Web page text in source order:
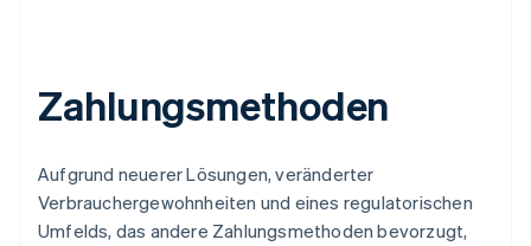
Zahlungsmethoden
Aufgrund neuerer Lösungen, veränderter
Verbrauchergewohnheiten und eines regulatorischen
Umfelds, das andere Zahlungsmethoden bevorzugt,